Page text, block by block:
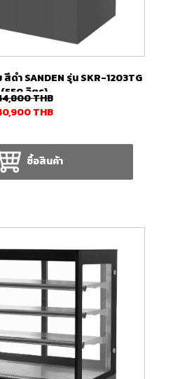
ดำ SANDEN รุ่น SKR-1203TG
(550 ลิตร)
THB
THB
ซื้อสินค้า